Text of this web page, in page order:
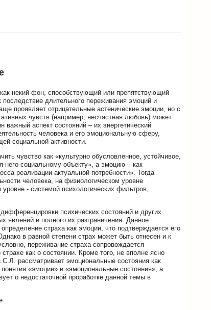
некий фон, способствующий или препятствующий
длительного переживания эмоций и
проявляет отрицательные астенические эмоции, но с
чувств (например, несчастная любовь) может
аспект состояний – их энергетический
человека и его эмоциональную сферу,
социальной активности.
чувство как «культурно обусловленное, устойчивое,
социальному объекту», а эмоцию – как
реализации актуальной потребности». Тогда
человека, на физиологическом уровне
- системой психологических фильтров,
психических состояний и других
явлений и полного их разграничения. Данное
страха как эмоции, что подтверждается его
в равной степени страх может быть отнесен и к
переживание страха сопровождается
как о состоянии. Кроме того, не вполне ясно
рассматривает эмоциональные состояния как
«эмоции» и «эмоциональные состояния», а
о недостаточной проработке данной темы в